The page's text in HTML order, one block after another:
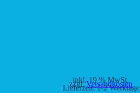
inkl. 19 % MwSt.
zzgl.Versandkosten
Lieferzeit:1-2 Werktage